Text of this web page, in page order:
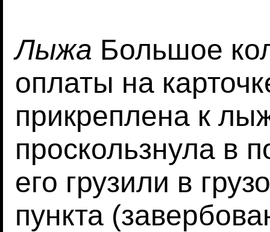
Лыжа Большое
оплаты на
прикреплена к
проскользнула в
его грузили в
пункта